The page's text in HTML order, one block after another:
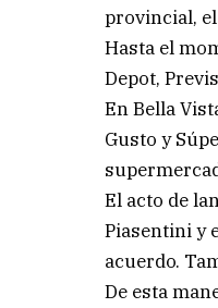
provincial,
Hasta el
Depot,
En Bella
Gusto y
El acto de
Piasentini y
acuerdo.
De esta